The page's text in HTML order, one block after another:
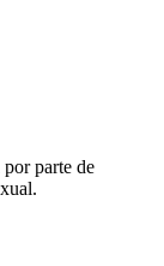
parte de